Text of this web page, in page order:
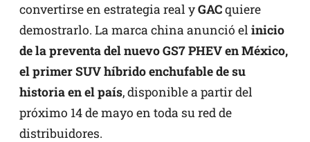
convertirse en estrategia real yGACquiere
demostrarlo. La marca china anunció el inicio
de la preventa del nuevo GS7 PHEV en México,
el primer SUV híbrido enchufable de su
historia en el país, disponible a partir del
próximo 14 de mayo en toda su red de
distribuidores.